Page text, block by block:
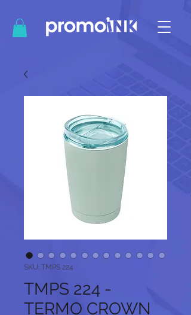
SKU: TMPS 224
TMPS 224 -
TERMO CROWN